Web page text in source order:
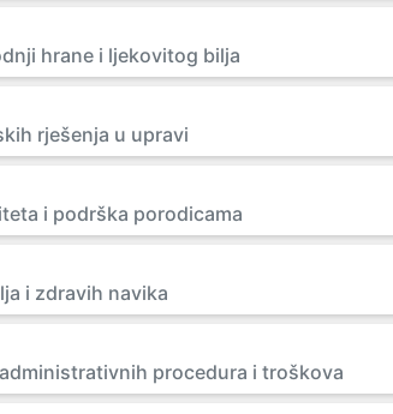
hrane i ljekovitog bilja
rješenja u upravi
i podrška porodicama
i zdravih navika
procedura i troškova